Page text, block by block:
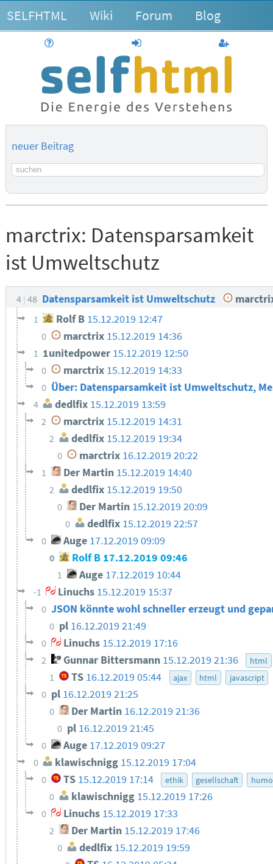
SELFHTML Wiki Forum Blog
anmelden
neuer Beitrag
Suchbegriff
marctrix: Datensparsamkeit
ist Umweltschutz
4 48 Datensparsamkeit ist Umweltschutz
1 Rolf B 15.12.2019 12:47
0 marctrix 15.12.2019 14:36
1 1unitedpower 15.12.2019 12:50
0 marctrix 15.12.2019 14:33
0 Über: Datensparsamkeit ist Umweltschutz,
4 dedlfix 15.12.2019 13:59
2 marctrix 15.12.2019 14:31
2 dedlfix 15.12.2019 19:34
0 marctrix 16.12.2019 20:22
1 Der Martin 15.12.2019 14:40
2 dedlfix 15.12.2019 19:50
0 Der Martin 15.12.2019 20:09
0 dedlfix 15.12.2019 22:57
0 Auge 17.12.2019 09:09
0 Rolf B 17.12.2019 09:46
1 Auge 17.12.2019 10:44
-1 Linuchs 15.12.2019 15:37
0 JSON könnte wohl schneller erzeugt und
0 pl 16.12.2019 21:49
0 Linuchs 15.12.2019 17:16
2 Gunnar Bittersmann 15.12.2019 21:36 html
1 TS 16.12.2019 05:44 ajax html javascript
0 pl 16.12.2019 21:25
0 Der Martin 16.12.2019 21:36
0 pl 16.12.2019 21:45
0 Auge 17.12.2019 09:27
0 klawischnigg 15.12.2019 17:04
0 TS 15.12.2019 17:14 ethik gesellschaft
0 klawischnigg 15.12.2019 17:26
0 Linuchs 15.12.2019 17:33
2 Der Martin 15.12.2019 17:46
0 dedlfix 15.12.2019 19:59